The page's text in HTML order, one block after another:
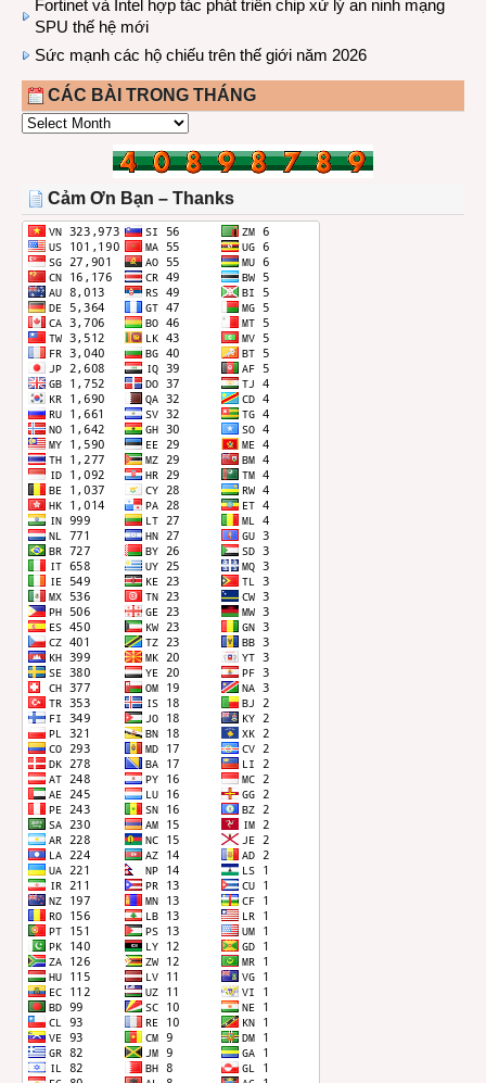
Fortinet và Intel hợp tác phát triển chip xử lý an ninh mạng
SPU thế hệ mới
Sức mạnh các hộ chiếu trên thế giới năm 2026
CÁC BÀI TRONG THÁNG
CÁC
THÁNG
Cảm Ơn Bạn – Thanks